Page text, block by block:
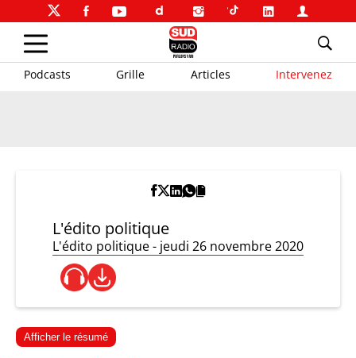
Podcasts Grille Articles Intervenez
L'édito politique
L'édito politique - jeudi 26 novembre 2020
Afficher le résumé